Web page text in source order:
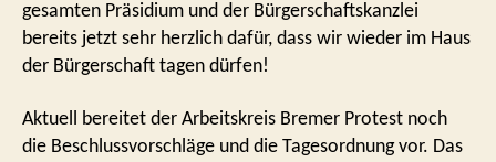
gesamten Präsidium und der Bürgerschaftskanzlei
bereits jetzt sehr herzlich dafür, dass wir wieder im Haus
der Bürgerschaft tagen dürfen!
Aktuell bereitet der Arbeitskreis Bremer Protest noch
die Beschlussvorschläge und die Tagesordnung vor. Das